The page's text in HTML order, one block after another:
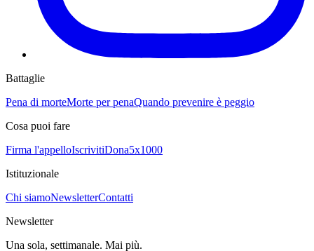
Battaglie
Pena di morteMorte per penaQuando prevenire è peggio
Cosa puoi fare
Firma l'appelloIscrivitiDona5x1000
Istituzionale
Chi siamoNewsletterContatti
Newsletter
Una sola, settimanale. Mai più.